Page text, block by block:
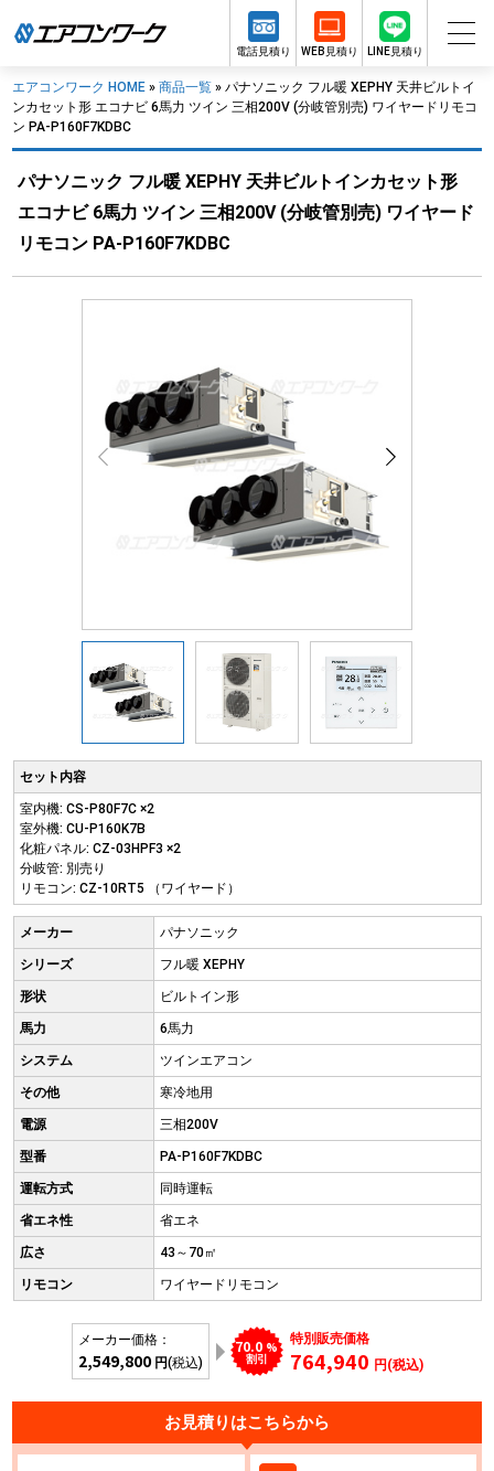
電話見積り WEB見積り LINE見積り
エアコンワーク HOME » 商品一覧 » パナソニック フル暖 XEPHY 天井ビルトイ
ンカセット形 エコナビ 6馬力 ツイン 三相200V (分岐管別売) ワイヤードリモコ
ン PA-P160F7KDBC
パナソニック フル暖 XEPHY 天井ビルトインカセット形
エコナビ 6馬力 ツイン 三相200V (分岐管別売) ワイヤード
リモコン PA-P160F7KDBC
セット内容
室内機: CS-P80F7C ×2
室外機: CU-P160K7B
化粧パネル: CZ-03HPF3 ×2
分岐管: 別売り
リモコン: CZ-10RT5 （ワイヤード）
メーカー パナソニック
シリーズ フル暖 XEPHY
形状 ビルトイン形
馬力 6馬力
システム ツインエアコン
その他 寒冷地用
電源 三相200V
型番 PA-P160F7KDBC
運転方式 同時運転
省エネ性 省エネ
広さ 43～70㎡
リモコン ワイヤードリモコン
メーカー価格：
2,549,800 円(税込)
70.0 %
割引
特別販売価格
764,940 円(税込)
お見積りはこちらから